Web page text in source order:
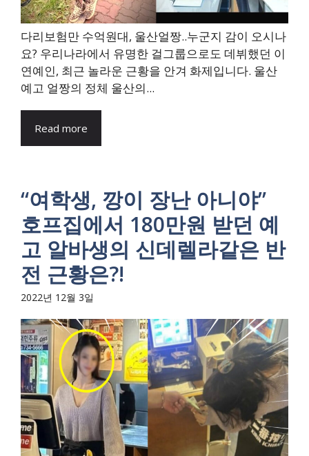
다리보험만 수억원대, 울산얼짱..누군지 감이 오시나
요? 우리나라에서 유명한 걸그룹으로도 데뷔했던 이
연예인, 최근 놀라운 근황을 안겨 화제입니다. 울산
예고 얼짱의 정체 울산의...
Read more
“여학생, 깡이 장난 아니야”
호프집에서 180만원 받던 예
고 알바생의 신데렐라같은 반
전 근황은?!
2022년 12월 3일